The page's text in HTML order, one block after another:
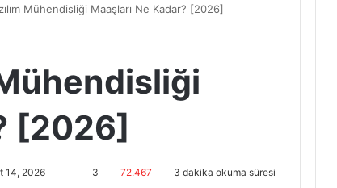
Mühendisliği Maaşları Ne Kadar? [2026]
[2026]
14, 2026 3 72.467 3 dakika okuma süresi